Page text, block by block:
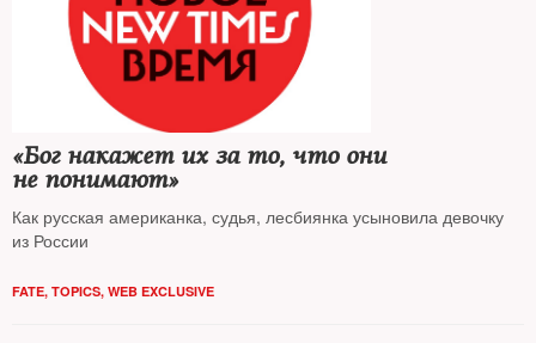
«Бог накажет их за то, что они
не понимают»
Как русская американка, судья, лесбиянка усыновила девочку
из России
FATE, TOPICS, WEB EXCLUSIVE